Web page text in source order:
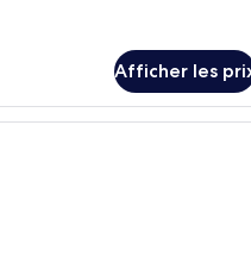
Afficher les
Une chambre d’hôtel avec